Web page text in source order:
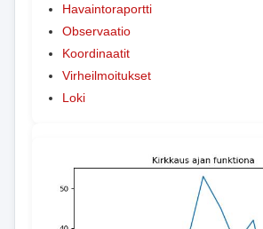
Havaintoraportti
Observaatio
Koordinaatit
Virheilmoitukset
Loki